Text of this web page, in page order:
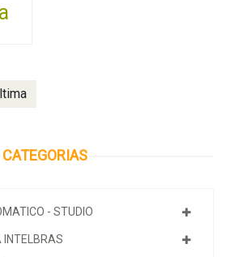
CATEGORIAS
- STUDIO
INTELBRAS